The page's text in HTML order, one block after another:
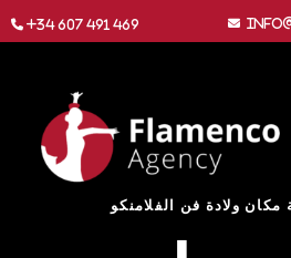
+34 607 491 469
مكان ولادة فن الفلامنكو